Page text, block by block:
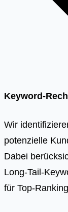
Keyword-
Wir
potenzielle
Dabei
Long-Tail-
für Top-